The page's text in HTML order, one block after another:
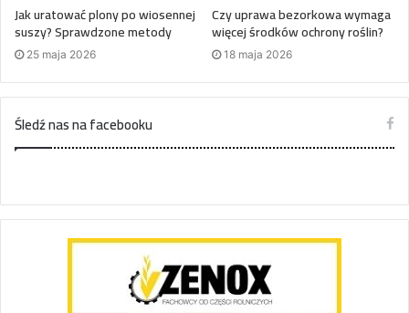
Jak uratować plony po wiosennej
suszy? Sprawdzone metody
25 maja 2026
Czy uprawa bezorkowa wymaga
więcej środków ochrony roślin?
18 maja 2026
Śledź nas na facebooku